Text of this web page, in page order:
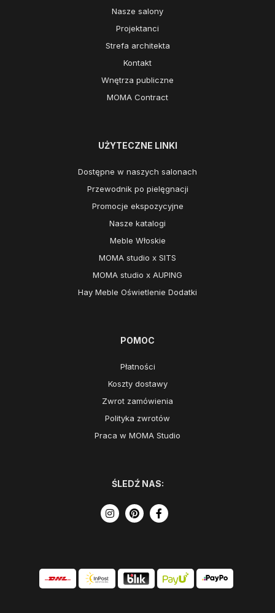
Nasze salony
Projektanci
Strefa architekta
Kontakt
Wnętrza publiczne
MOMA Contract
UŻYTECZNE LINKI
Dostępne w naszych salonach
Przewodnik po pielęgnacji
Promocje ekspozycyjne
Nasze katalogi
Meble Włoskie
MOMA studio x SITS
MOMA studio x AUPING
Hay Meble Oświetlenie Dodatki
POMOC
Płatności
Koszty dostawy
Zwrot zamówienia
Polityka zwrotów
Praca w MOMA Studio
ŚLEDŹ NAS: